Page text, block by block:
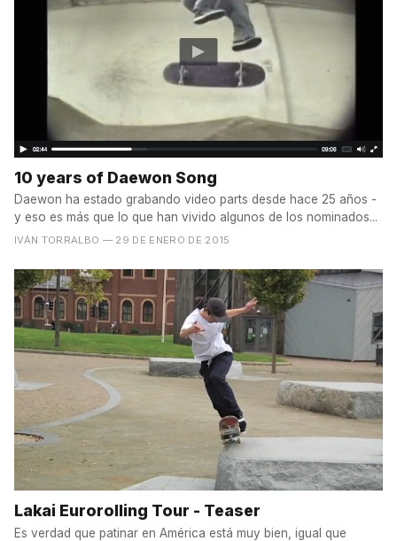
10 years of Daewon Song
Daewon ha estado grabando video parts desde hace 25 años -
y eso es más que lo que han vivido algunos de los nominados...
IVÁN TORRALBO — 29 DE ENERO DE 2015
Lakai Eurorolling Tour - Teaser
Es verdad que patinar en América está muy bien, igual que